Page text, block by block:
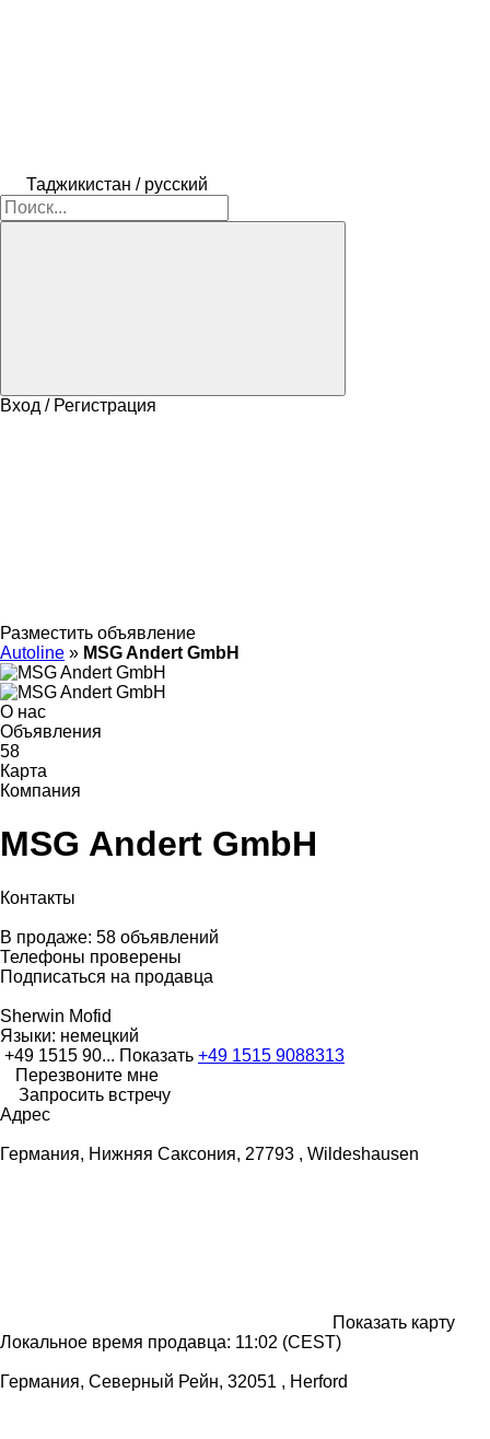
Таджикистан / русский
Вход / Регистрация
Разместить объявление
Autoline » MSG Andert GmbH
О нас
Объявления
58
Карта
Компания
MSG Andert GmbH
Контакты
В продаже: 58 объявлений
Телефоны проверены
Подписаться на продавца
Sherwin Mofid
Языки: немецкий
+49 1515 90... Показать +49 1515 9088313
Перезвоните мне
Запросить встречу
Адрес
Германия, Нижняя Саксония, 27793 , Wildeshausen
Показать карту
Локальное время продавца: 11:02 (CEST)
Германия, Северный Рейн, 32051 , Herford